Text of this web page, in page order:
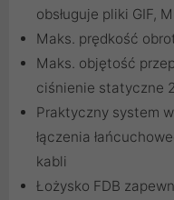
obsługuje pliki GIF,
Maks. prędkość
Maks. objętość
ciśnienie statyczne
Praktyczny system
łączenia
kabli
Łożysko FDB